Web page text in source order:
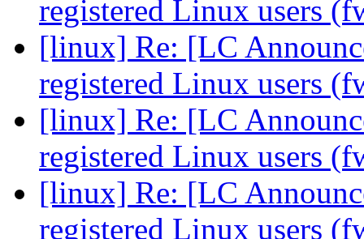
registered Linux users
[linux] Re: [LC
registered Linux users
[linux] Re: [LC
registered Linux users
[linux] Re: [LC
registered Linux users